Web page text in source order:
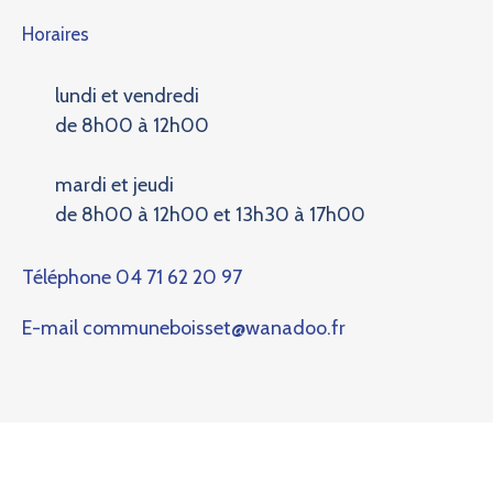
Horaires
lundi et vendredi
de 8h00 à 12h00
mardi et jeudi
de 8h00 à 12h00 et 13h30 à 17h00
Téléphone 04 71 62 20 97
E-mail communeboisset@wanadoo.fr